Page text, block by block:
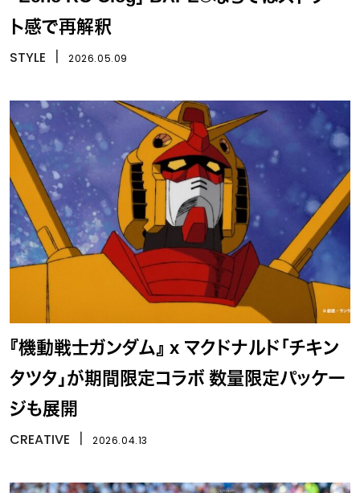
ト感で再解釈
STYLE 2026.05.09
『機動戦士ガンダム』 x マクドナルド「チキン
タツタ」が期間限定コラボ 数量限定パッケー
ジも展開
CREATIVE 2026.04.13